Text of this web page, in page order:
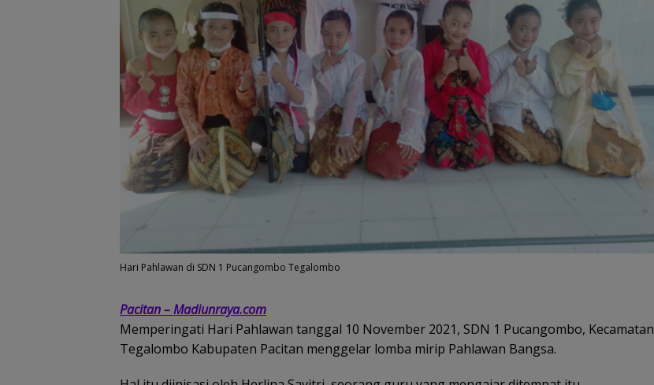
Hari Pahlawan di SDN 1 Pucangombo Tegalombo
Pacitan – Madiunraya.com
Memperingati Hari Pahlawan tanggal 10 November 2021, SDN 1 Pucangombo, Kecamatan
Tegalombo Kabupaten Pacitan menggelar lomba mirip Pahlawan Bangsa.